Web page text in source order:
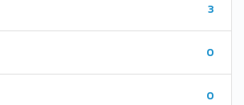
3
0
0